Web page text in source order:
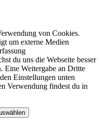
von Cookies.
um externe Medien
du uns die Webseite besser
Eine Weitergabe an Dritte
Einstellungen unten
Verwendung findest du in